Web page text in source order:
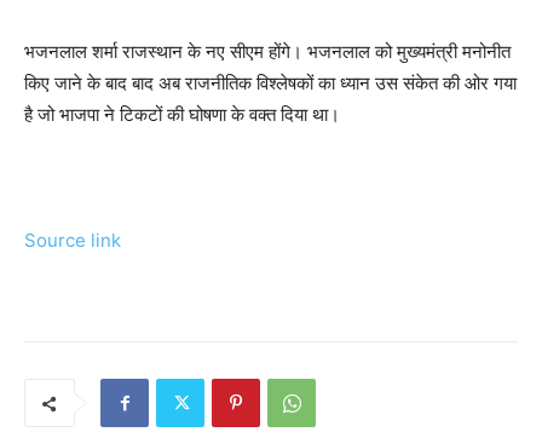
भजनलाल शर्मा राजस्थान के नए सीएम होंगे। भजनलाल को मुख्यमंत्री मनोनीत
किए जाने के बाद बाद अब राजनीतिक विश्लेषकों का ध्यान उस संकेत की ओर गया
है जो भाजपा ने टिकटों की घोषणा के वक्त दिया था।
Source link